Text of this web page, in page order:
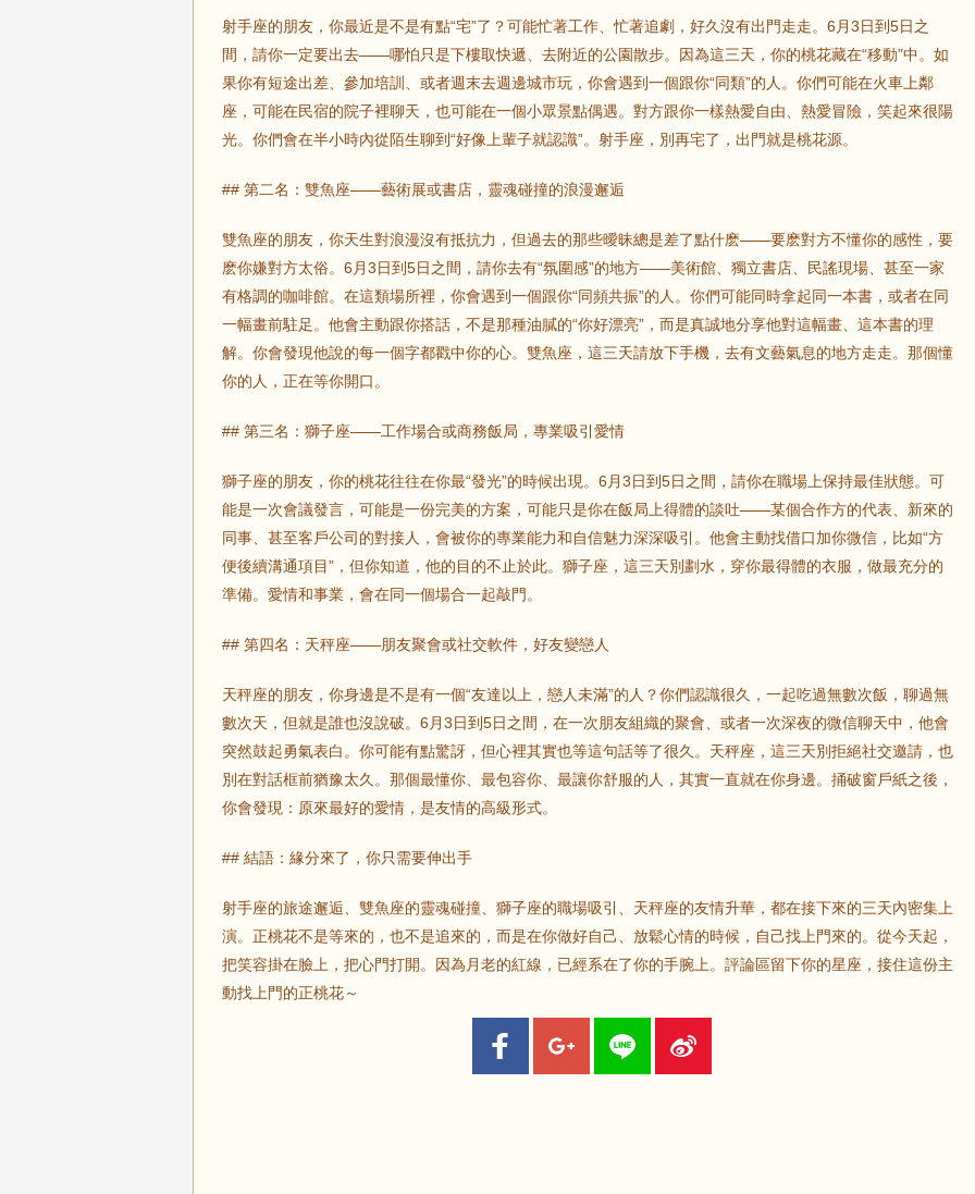
射手座的朋友，你最近是不是有點“宅”了？可能忙著工作、忙著追劇，好久沒有出門走走。6月3日到5日之
間，請你一定要出去——哪怕只是下樓取快遞、去附近的公園散步。因為這三天，你的桃花藏在“移動”中。如
果你有短途出差、參加培訓、或者週末去週邊城市玩，你會遇到一個跟你“同類”的人。你們可能在火車上鄰
座，可能在民宿的院子裡聊天，也可能在一個小眾景點偶遇。對方跟你一樣熱愛自由、熱愛冒險，笑起來很陽
光。你們會在半小時內從陌生聊到“好像上輩子就認識”。射手座，別再宅了，出門就是桃花源。
## 第二名：雙魚座——藝術展或書店，靈魂碰撞的浪漫邂逅
雙魚座的朋友，你天生對浪漫沒有抵抗力，但過去的那些曖昧總是差了點什麽——要麽對方不懂你的感性，要
麽你嫌對方太俗。6月3日到5日之間，請你去有“氛圍感”的地方——美術館、獨立書店、民謠現場、甚至一家
有格調的咖啡館。在這類場所裡，你會遇到一個跟你“同頻共振”的人。你們可能同時拿起同一本書，或者在同
一幅畫前駐足。他會主動跟你搭話，不是那種油膩的“你好漂亮”，而是真誠地分享他對這幅畫、這本書的理
解。你會發現他說的每一個字都戳中你的心。雙魚座，這三天請放下手機，去有文藝氣息的地方走走。那個懂
你的人，正在等你開口。
## 第三名：獅子座——工作場合或商務飯局，專業吸引愛情
獅子座的朋友，你的桃花往往在你最“發光”的時候出現。6月3日到5日之間，請你在職場上保持最佳狀態。可
能是一次會議發言，可能是一份完美的方案，可能只是你在飯局上得體的談吐——某個合作方的代表、新來的
同事、甚至客戶公司的對接人，會被你的專業能力和自信魅力深深吸引。他會主動找借口加你微信，比如“方
便後續溝通項目”，但你知道，他的目的不止於此。獅子座，這三天別劃水，穿你最得體的衣服，做最充分的
準備。愛情和事業，會在同一個場合一起敲門。
## 第四名：天秤座——朋友聚會或社交軟件，好友變戀人
天秤座的朋友，你身邊是不是有一個“友達以上，戀人未滿”的人？你們認識很久，一起吃過無數次飯，聊過無
數次天，但就是誰也沒說破。6月3日到5日之間，在一次朋友組織的聚會、或者一次深夜的微信聊天中，他會
突然鼓起勇氣表白。你可能有點驚訝，但心裡其實也等這句話等了很久。天秤座，這三天別拒絕社交邀請，也
別在對話框前猶豫太久。那個最懂你、最包容你、最讓你舒服的人，其實一直就在你身邊。捅破窗戶紙之後，
你會發現：原來最好的愛情，是友情的高級形式。
## 結語：緣分來了，你只需要伸出手
射手座的旅途邂逅、雙魚座的靈魂碰撞、獅子座的職場吸引、天秤座的友情升華，都在接下來的三天內密集上
演。正桃花不是等來的，也不是追來的，而是在你做好自己、放鬆心情的時候，自己找上門來的。從今天起，
把笑容掛在臉上，把心門打開。因為月老的紅線，已經系在了你的手腕上。評論區留下你的星座，接住這份主
動找上門的正桃花～
龍 蛇 馬